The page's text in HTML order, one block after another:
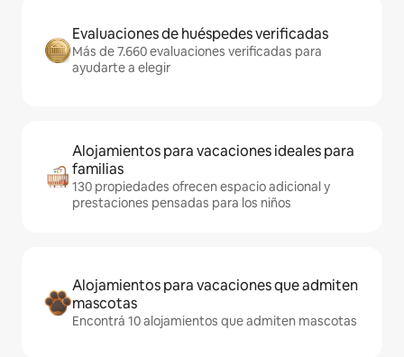
Evaluaciones de huéspedes verificadas
Más de 7.660 evaluaciones verificadas para
ayudarte a elegir
Alojamientos para vacaciones ideales para
familias
130 propiedades ofrecen espacio adicional y
prestaciones pensadas para los niños
Alojamientos para vacaciones que admiten
mascotas
Encontrá 10 alojamientos que admiten mascotas